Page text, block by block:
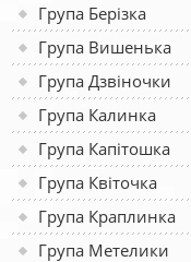
Група Берізка
Група Вишенька
Група Дзвіночки
Група Калинка
Група Капітошка
Група Квіточка
Група Краплинка
Група Метелики